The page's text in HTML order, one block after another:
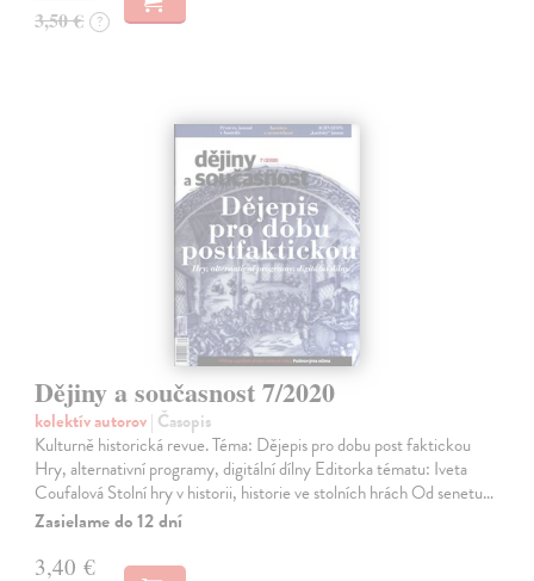
3,50 € ?
Dějiny a současnost 7/2020
kolektív autorov| Časopis
Kulturně historická revue. Téma: Dějepis pro dobu post faktickou
Hry, alternativní programy, digitální dílny Editorka tématu: Iveta
Coufalová Stolní hry v historii, historie ve stolních hrách Od senetu…
Zasielame do 12 dní
3,40 €